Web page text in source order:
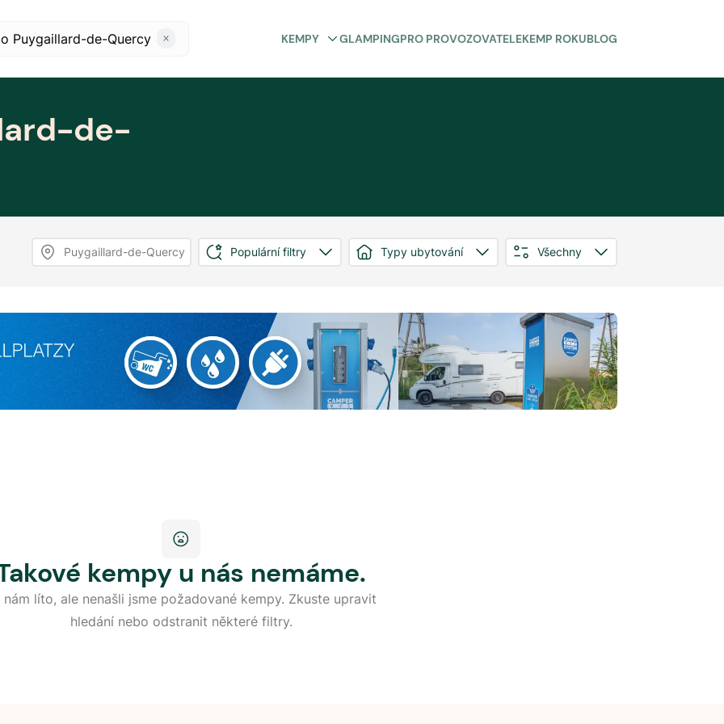
KEMPY GLAMPINGPRO PROVOZOVATELEKEMP ROKUBLOG
de-
Puygaillard-de-Quercy Populární filtry Typy ubytování Všechny
kempy u nás nemáme.
nám líto, ale nenašli jsme požadované kempy. Zkuste upravit
hledání nebo odstranit některé filtry.